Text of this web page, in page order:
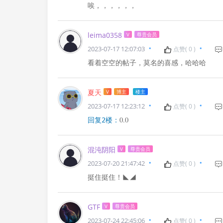
唉，，，，，，
leima0358 V 尊贵会员
2023-07-17 12:07:03
点赞( 0 )
看着空空的帖子，莫名的喜感，哈哈哈
夏天 V 博主 楼主
2023-07-17 12:23:12
点赞( 0 )
回复2楼： 0.0
混沌阴阳 V 尊贵会员
2023-07-20 21:47:42
点赞( 0 )
挺住挺住！◣◢
GTF V 尊贵会员
2023-07-24 22:45:06
点赞( 0 )